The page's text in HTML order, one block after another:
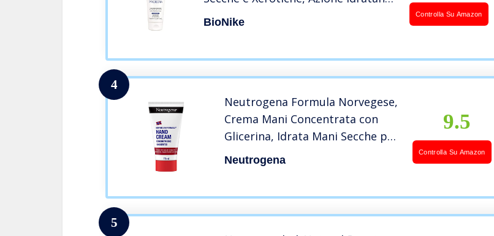
e Protettiva, Allevia Secchezza e
BioNike
Controlla Su Amazon
4
Neutrogena Formula Norvegese,
Crema Mani Concentrata con
Glicerina, Idrata Mani Secche per
24 Ore, Senza Profumo, 75 ml
Neutrogena
9.5
Controlla Su Amazon
5